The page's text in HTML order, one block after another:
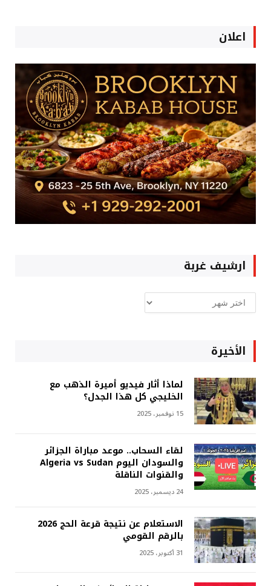
اعلان
ارشيف غربة
ارشيف
غربة
الأخيرة
لماذا أثار فيديو أميرة الذهب مع
الخليجي كل هذا الجدل؟
15 نوفمبر، 2025
لقاء السحاب.. موعد مباراة الجزائر
والسودان اليوم Algeria vs Sudan
والقنوات الناقلة
24 ديسمبر، 2025
الاستعلام عن نتيجة قرعة الحج 2026
بالرقم القومي
31 أكتوبر، 2025